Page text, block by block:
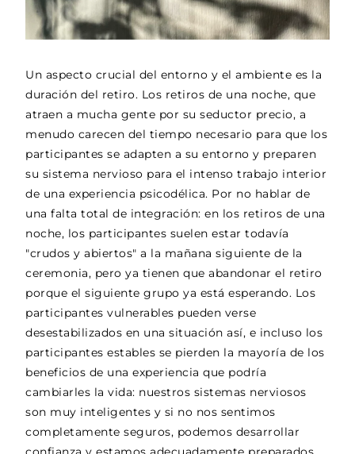
Un aspecto crucial del entorno y el ambiente es la
duración del retiro. Los retiros de una noche, que
atraen a mucha gente por su seductor precio, a
menudo carecen del tiempo necesario para que los
participantes se adapten a su entorno y preparen
su sistema nervioso para el intenso trabajo interior
de una experiencia psicodélica. Por no hablar de
una falta total de integración: en los retiros de una
noche, los participantes suelen estar todavía
"crudos y abiertos" a la mañana siguiente de la
ceremonia, pero ya tienen que abandonar el retiro
porque el siguiente grupo ya está esperando. Los
participantes vulnerables pueden verse
desestabilizados en una situación así, e incluso los
participantes estables se pierden la mayoría de los
beneficios de una experiencia que podría
cambiarles la vida: nuestros sistemas nerviosos
son muy inteligentes y si no nos sentimos
completamente seguros, podemos desarrollar